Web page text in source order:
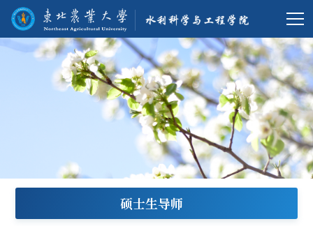
硕士生导师